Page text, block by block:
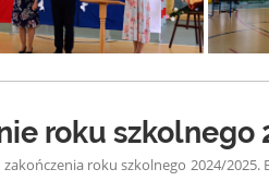
roku szkolnego
roku szkolnego 2024/2025.